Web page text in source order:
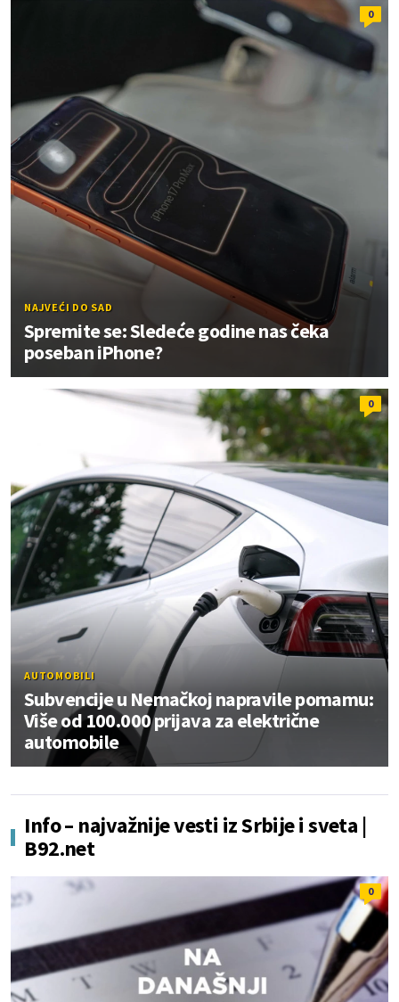
0
NAJVEĆI DO SAD
Spremite se: Sledeće godine nas čeka
poseban iPhone?
0
AUTOMOBILI
Subvencije u Nemačkoj napravile pomamu:
Više od 100.000 prijava za električne
automobile
Info – najvažnije vesti iz Srbije i sveta |
B92.net
0